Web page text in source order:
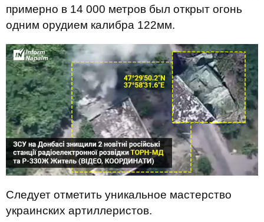
примерно в 14 000 метров был открыт огонь
одним орудием калибра 122мм.
Следует отметить уникальное мастерство
украинских артиллеристов.